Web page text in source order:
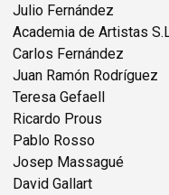
Julio Fernández
Academia de Artistas
Carlos Fernández
Juan Ramón Rodríguez
Teresa Gefaell
Ricardo Prous
Pablo Rosso
Josep Massagué
David Gallart